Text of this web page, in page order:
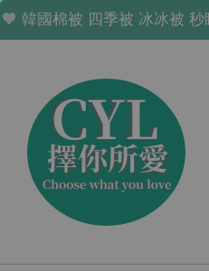
被 四季被 冰冰被 秒睡枕頭